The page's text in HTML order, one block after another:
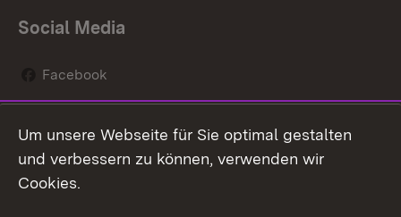
Social Media
Facebook
Social Wall
Youtube
Um unsere Webseite für Sie optimal gestalten
und verbessern zu können, verwenden wir
Cookies.